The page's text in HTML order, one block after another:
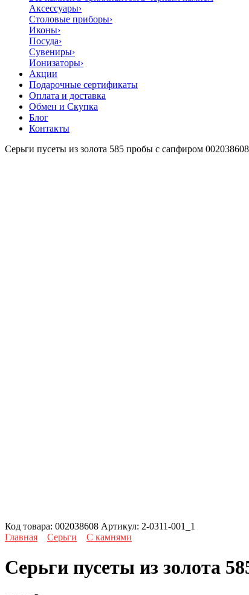
Аксессуары›
Столовые приборы›
Иконы›
Посуда›
Сувениры›
Ионизаторы›
Акции
Подарочные сертификаты
Оплата и доставка
Обмен и Скупка
Блог
Контакты
Серьги пусеты из золота 585 пробы с сапфиром 002038608
Код товара: 002038608 Артикул: 2-0311-001_1
Главная
Серьги С камнями
Серьги пусеты из золота